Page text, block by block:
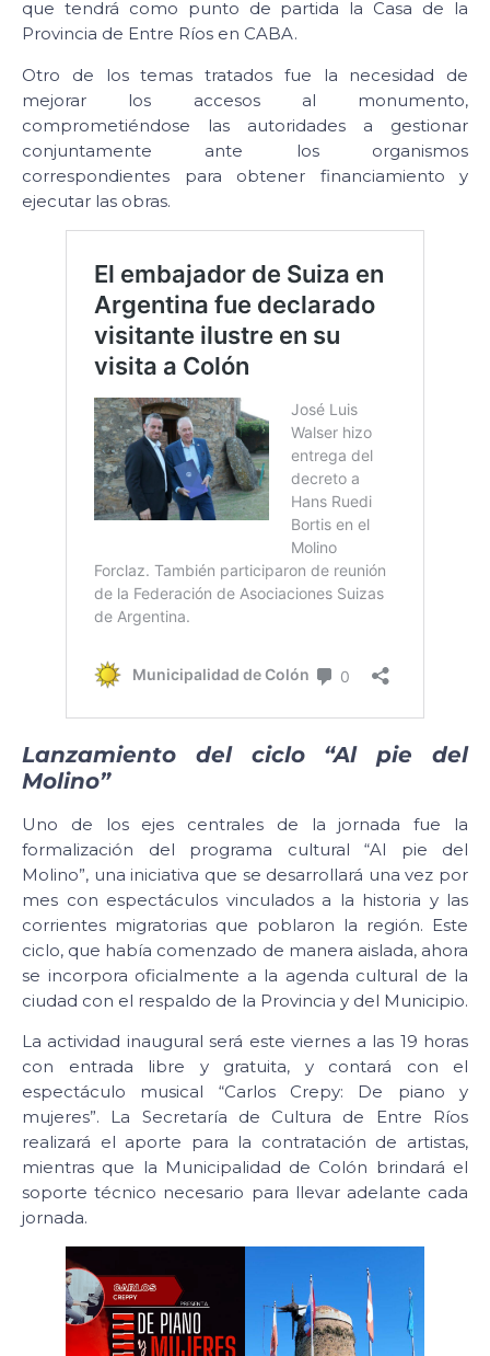
que tendrá como punto de partida la Casa de la
Provincia de Entre Ríos en CABA.
Otro de los temas tratados fue la necesidad de
mejorar los accesos al monumento,
comprometiéndose las autoridades a gestionar
conjuntamente ante los organismos
correspondientes para obtener financiamiento y
ejecutar las obras.
Lanzamiento del ciclo “Al pie del
Molino”
Uno de los ejes centrales de la jornada fue la
formalización del programa cultural “Al pie del
Molino”, una iniciativa que se desarrollará una vez por
mes con espectáculos vinculados a la historia y las
corrientes migratorias que poblaron la región. Este
ciclo, que había comenzado de manera aislada, ahora
se incorpora oficialmente a la agenda cultural de la
ciudad con el respaldo de la Provincia y del Municipio.
La actividad inaugural será este viernes a las 19 horas
con entrada libre y gratuita, y contará con el
espectáculo musical “Carlos Crepy: De piano y
mujeres”. La Secretaría de Cultura de Entre Ríos
realizará el aporte para la contratación de artistas,
mientras que la Municipalidad de Colón brindará el
soporte técnico necesario para llevar adelante cada
jornada.